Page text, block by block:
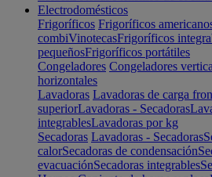
Electrodomésticos
Frigoríficos Frigoríficos
combiVinotecasFrigoríficos
pequeñosFrigoríficos portátiles
Congeladores Congeladores
horizontales
Lavadoras Lavadoras de carga
superiorLavadoras - Secadoras
integrablesLavadoras por kg
Secadoras Lavadoras - Secadoras
calorSecadoras de condensación
evacuaciónSecadoras integrables